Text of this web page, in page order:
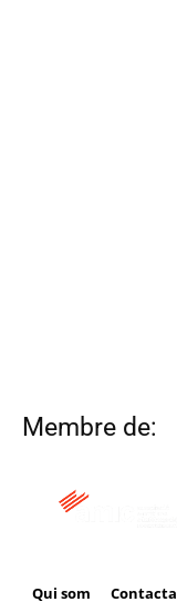
Membre de:
Qui som Contacta